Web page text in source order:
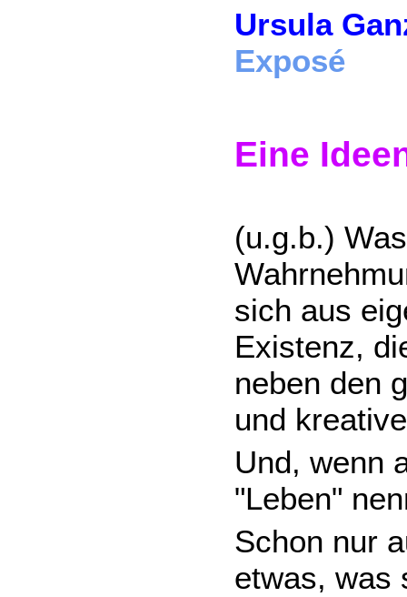
Ursula
Exposé
Eine
(u.g.b.)
sich aus
Existenz,
neben den
und
Und, wenn
"Leben"
Schon nur
etwas, was